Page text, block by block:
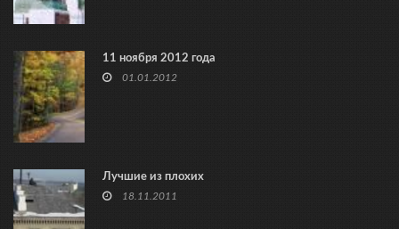
11 ноября 2012 года
01.01.2012
Лучшие из плохих
18.11.2011